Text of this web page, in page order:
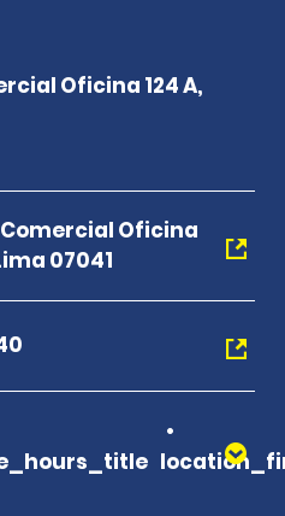
Oficina
07041